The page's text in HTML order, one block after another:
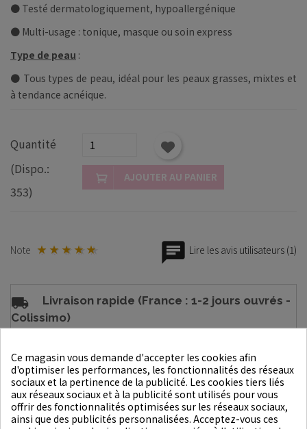
● Testé dermatologiquement, hypoallergénique
● Multi-usage : tonique, masque ou soin express
Type de peau :
● Tous types de peau, idéal pour les peaux grasses, mixtes et
à tendance acnéique.
Quantité
(Dispo.:
353)
AJOUTER AU PANIER
Note Lire les avis utilisateurs (1)
Livraison rapide (France : 1-2 jours ouvrés -
Colissimo)
Garanties sécurité avec SG, BPCE, Paypay
ou Stripe
Ce magasin vous demande d'accepter les cookies afin
d'optimiser les performances, les fonctionnalités des réseaux
sociaux et la pertinence de la publicité. Les cookies tiers liés
aux réseaux sociaux et à la publicité sont utilisés pour vous
offrir des fonctionnalités optimisées sur les réseaux sociaux,
ainsi que des publicités personnalisées. Acceptez-vous ces